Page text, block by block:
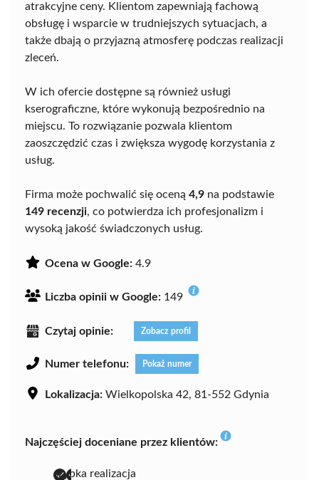
atrakcyjne ceny. Klientom zapewniają fachową
obsługę i wsparcie w trudniejszych sytuacjach, a
także dbają o przyjazną atmosferę podczas realizacji
zleceń.
W ich ofercie dostępne są również usługi
kserograficzne, które wykonują bezpośrednio na
miejscu. To rozwiązanie pozwala klientom
zaoszczędzić czas i zwiększa wygodę korzystania z
usług.
Firma może pochwalić się oceną 4,9 na podstawie
149 recenzji, co potwierdza ich profesjonalizm i
wysoką jakość świadczonych usług.
Ocena w Google: 4.9
Liczba opinii w Google: 149
Czytaj opinie: Zobacz profil
Numer telefonu: Pokaż numer
Lokalizacja: Wielkopolska 42, 81-552 Gdynia
Najczęściej doceniane przez klientów:
szybka realizacja